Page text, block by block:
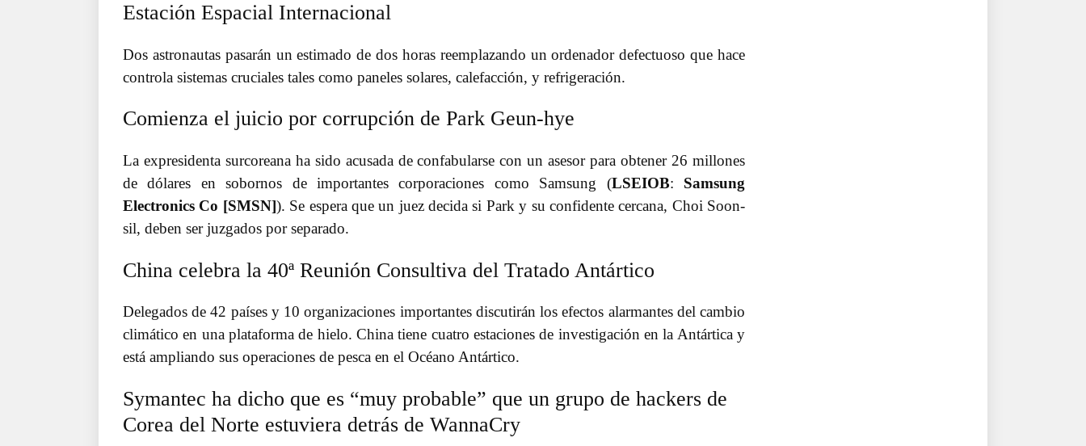
Estación Espacial Internacional
Dos astronautas pasarán un estimado de dos horas reemplazando un ordenador defectuoso que hace
controla sistemas cruciales tales como paneles solares, calefacción, y refrigeración.
Comienza el juicio por corrupción de Park Geun-hye
La expresidenta surcoreana ha sido acusada de confabularse con un asesor para obtener 26 millones
de dólares en sobornos de importantes corporaciones como Samsung (LSEIOB: Samsung
Electronics Co [SMSN]). Se espera que un juez decida si Park y su confidente cercana, Choi Soon-
sil, deben ser juzgados por separado.
China celebra la 40ª Reunión Consultiva del Tratado Antártico
Delegados de 42 países y 10 organizaciones importantes discutirán los efectos alarmantes del cambio
climático en una plataforma de hielo. China tiene cuatro estaciones de investigación en la Antártica y
está ampliando sus operaciones de pesca en el Océano Antártico.
Symantec ha dicho que es “muy probable” que un grupo de hackers de
Corea del Norte estuviera detrás de WannaCry